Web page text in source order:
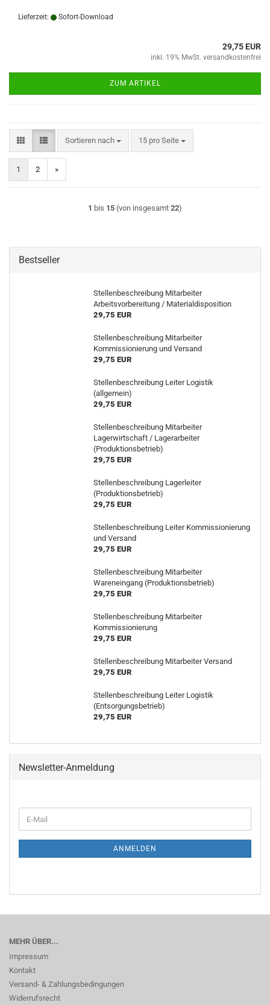
Lieferzeit: Sofort-Download
29,75 EUR
inkl. 19% MwSt. versandkostenfrei
ZUM ARTIKEL
Sortieren nach
Sortieren nach 15 pro Seite
pro Seite
1 2 »
1 bis 15 (von insgesamt 22)
Bestseller
Stellenbeschreibung Mitarbeiter
Arbeitsvorbereitung / Materialdisposition
29,75 EUR
Stellenbeschreibung Mitarbeiter
Kommissionierung und Versand
29,75 EUR
Stellenbeschreibung Leiter Logistik
(allgemein)
29,75 EUR
Stellenbeschreibung Mitarbeiter
Lagerwirtschaft / Lagerarbeiter
(Produktionsbetrieb)
29,75 EUR
Stellenbeschreibung Lagerleiter
(Produktionsbetrieb)
29,75 EUR
Stellenbeschreibung Leiter Kommissionierung
und Versand
29,75 EUR
Stellenbeschreibung Mitarbeiter
Wareneingang (Produktionsbetrieb)
29,75 EUR
Stellenbeschreibung Mitarbeiter
Kommissionierung
29,75 EUR
Stellenbeschreibung Mitarbeiter Versand
29,75 EUR
Stellenbeschreibung Leiter Logistik
(Entsorgungsbetrieb)
29,75 EUR
Newsletter-Anmeldung
ZUR
E-
Mail
ANMELDEN
MEHR ÜBER...
Impressum
Kontakt
Versand- & Zahlungsbedingungen
Widerrufsrecht